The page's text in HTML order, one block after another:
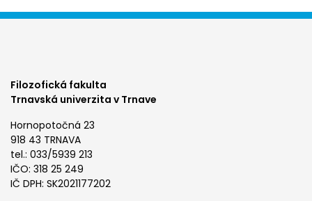
Filozofická fakulta
Trnavská univerzita v Trnave
Hornopotočná 23
918 43 TRNAVA
tel.: 033/5939 213
IČO: 318 25 249
IČ DPH: SK2021177202